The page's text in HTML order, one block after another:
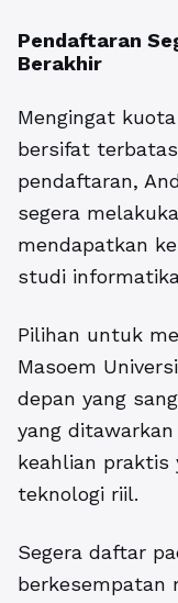
Pendaftaran
Berakhir
Mengingat
bersifat
pendaftaran,
segera
mendapatkan
studi
Pilihan untuk
Masoem
depan yang
yang
keahlian praktis
teknologi riil.
Segera daftar
berkesempatan